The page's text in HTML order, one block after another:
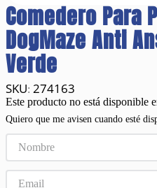
Comedero Para
DogMaze Anti
Verde
: 274163
Este producto no está disponible
Quiero que me avisen cuando esté